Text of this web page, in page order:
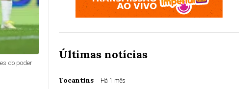
do poder
Últimas notícias
Tocantins Há 1 mês